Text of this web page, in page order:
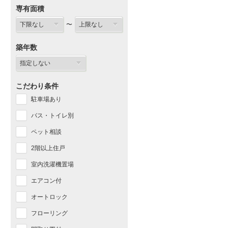
専有面積
〜
築年数
こだわり条件
駐車場あり
バス・トイレ別
ペット相談
2階以上住戸
室内洗濯機置場
エアコン付
オートロック
フローリング